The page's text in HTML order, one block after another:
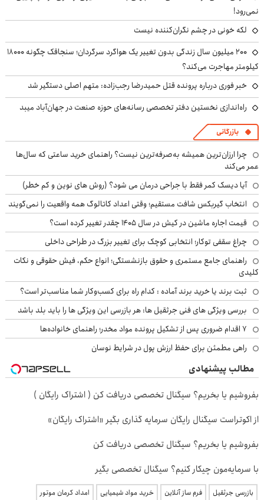
نمی‌رود!
لکه خونی در چشم نگران‌کننده نیست
۲۰۰ میلیون سال زندگی بدون تغییر یک هواگرد سرگردان؛ سنجاقک‌ چگونه ۱۸۰۰۰
کیلومتر مهاجرت می‌کند؟
خبر فوری درباره پرونده قتل حمیدرضا رجب‌زاده: متهم اصلی دستگیر شد
راه‌اندازی نخستین دفتر تخصصی رسانه‌های حوزه صنعت در جهان‌آباد میبد
بازرگانی
چرا ارزان‌ترین همیشه به‌صرفه‌ترین نیست؟ راهنمای خرید ساعتی که سال‌ها
عمر می‌کند
آیا دیسک کمر فقط با جراحی درمان می شود؟ (روش های نوین و کم خطر)
انتخاب گیربکس شافت مستقیم؛ وقتی اعداد کاتالوگ همه واقعیت را نمی‌گویند
قیمت اجاره ماشین در کیش در سال ۱۴۰۵ چقدر تغییر کرده است؟
چراغ سقفی توکار؛ انتخابی کوچک برای تغییر بزرگ در طراحی داخلی
راهنمای جامع مستمری و حقوق بازنشستگی؛ انواع حکم، فیش حقوقی و نکات
کلیدی
ثبت برند یا خرید برند آماده : کدام راه برای کسب‌وکار شما مناسب‌تر است؟
بررسی ویژگی های فنی جرثقیل ها: هر بازرسی این ویژگی ها را باید بلد باشد
۷ اقدام ضروری پس از تشکیل پرونده مواد مخدر؛ راهنمای خانواده‌ها
راهی مطمئن برای حفظ ارزش پول در شرایط نوسان
مطالب پیشنهادی
بفروشیم یا بخریم؟ سیگنال تخصصی دریافت کن ( اشتراک رایگان )
از اکوتراست سیگنال رایگان سرمایه گذاری بگیر «اشتراک رایگان»
بفروشیم یا بخریم؟ سیگنال تخصصی دریافت کن
با سرمایه‌مون چیکار کنیم؟ سیگنال تخصصی بگیر
بازرسی جرثقیل فرم ساز آنلاین خرید مواد شیمیایی امداد کرمان موتور